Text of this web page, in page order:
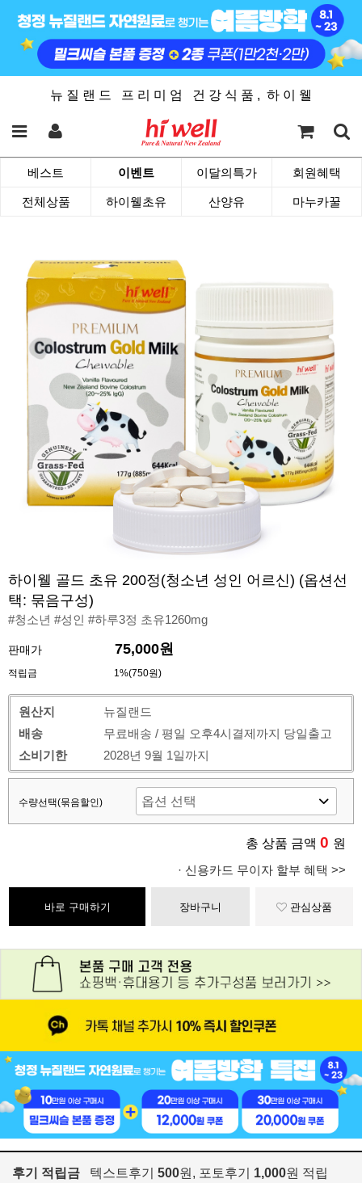
뉴 질 랜 드 프 리 미 엄 건 강 식 품 , 하 이 웰
베스트 이벤트 이달의특가 회원혜택
전체상품 하이웰초유 산양유 마누카꿀
하이웰 골드 초유 200정(청소년 성인 어르신) (옵션선
택: 묶음구성)
#청소년 #성인 #하루3정 초유1260mg
판매가 75,000원
적립금 1%(750원)
원산지
뉴질랜드
배송
무료배송 / 평일 오후4시결제까지 당일출고
소비기한
2028년 9월 1일까지
수량선택(묶음할인)
총 상품 금액 0 원
· 신용카드 무이자 할부 혜택 >>
바로 구매하기 장바구니 관심상품
후기 적립금 텍스트후기 500원, 포토후기 1,000원 적립